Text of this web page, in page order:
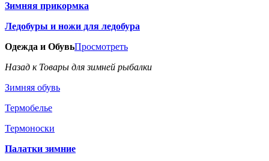
Зимняя прикормка
Ледобуры и ножи для ледобура
Одежда и ОбувьПросмотреть
Назад к Товары для зимней рыбалки
Зимняя обувь
Термобелье
Термоноски
Палатки зимние